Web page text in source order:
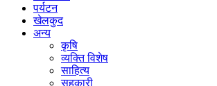
पर्यटन
खेलकुद
अन्य
कृषि
व्यक्ति विशेष
साहित्य
सहकारी